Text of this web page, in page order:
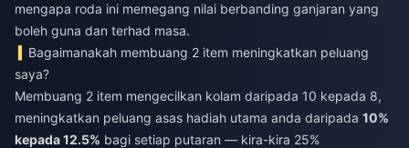
mengapa roda ini memegang nilai berbanding ganjaran yang
boleh guna dan terhad masa.
Bagaimanakah membuang 2 item meningkatkan peluang
saya?
Membuang 2 item mengecilkan kolam daripada 10 kepada 8,
meningkatkan peluang asas hadiah utama anda daripada 10%
kepada 12.5% bagi setiap putaran — kira-kira 25%